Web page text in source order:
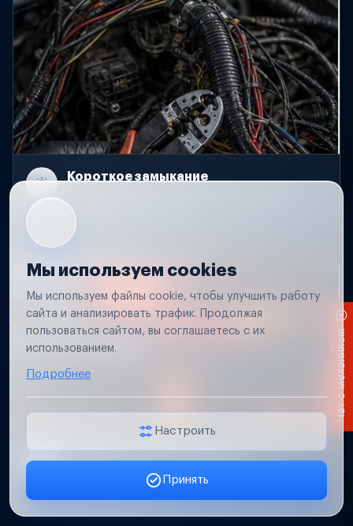
Короткое замыкание
проводку и защиту цепей.
Не работает свет прицепа
Проверим проводку и разъемы, восстановим
Мы используем cookies
Мы используем файлы cookie, чтобы улучшить работу
сайта и анализировать трафик. Продолжая
пользоваться сайтом, вы соглашаетесь с их
использованием.
Подробнее
Настроить
Принять
Заявка онлайн
Чат с механиком